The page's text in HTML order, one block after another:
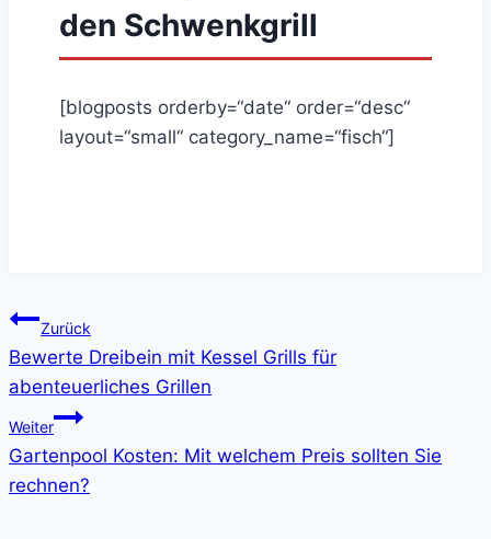
den Schwenkgrill
[blogposts orderby=“date“ order=“desc“
layout=“small“ category_name=“fisch“]
Beitragsnavigation
Zurück
Bewerte Dreibein mit Kessel Grills für
abenteuerliches Grillen
Weiter
Gartenpool Kosten: Mit welchem Preis sollten Sie
rechnen?